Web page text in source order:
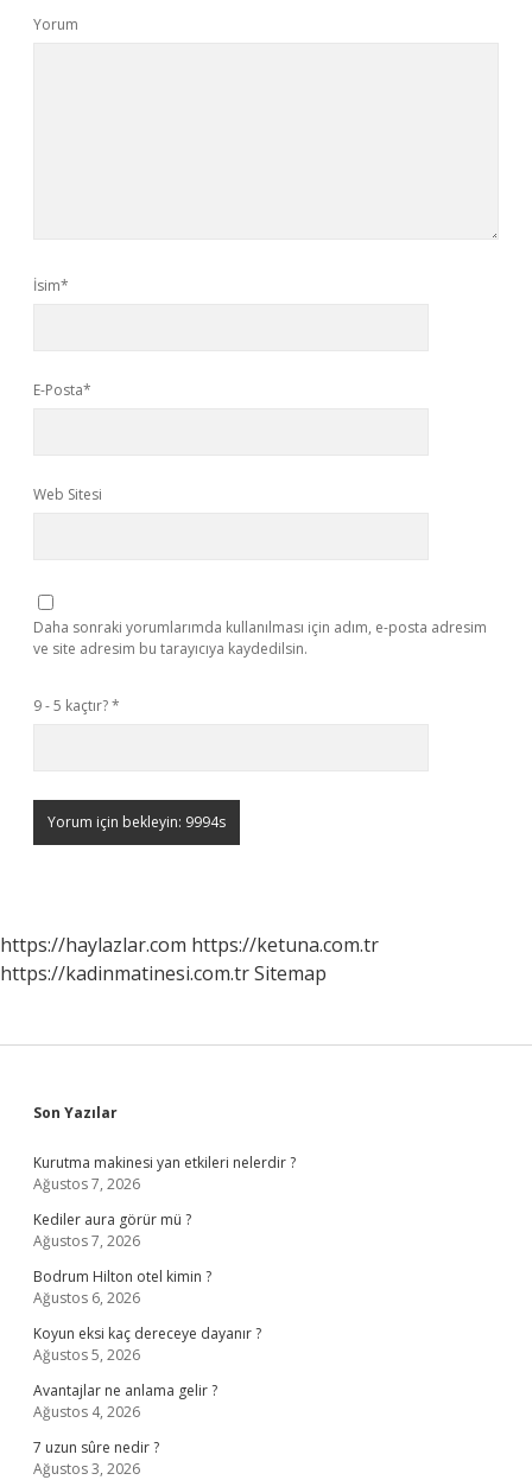
Yorum
İsim*
E-Posta*
Web Sitesi
Daha sonraki yorumlarımda kullanılması için adım, e-posta adresim
ve site adresim bu tarayıcıya kaydedilsin.
9 - 5 kaçtır?*
https://haylazlar.com https://ketuna.com.tr
https://kadinmatinesi.com.trSitemap
Sidebar
Son Yazılar
Kurutma makinesi yan etkileri nelerdir ?
Ağustos 7, 2026
Kediler aura görür mü ?
Ağustos 7, 2026
Bodrum Hilton otel kimin ?
Ağustos 6, 2026
Koyun eksi kaç dereceye dayanır ?
Ağustos 5, 2026
Avantajlar ne anlama gelir ?
Ağustos 4, 2026
7 uzun sûre nedir ?
Ağustos 3, 2026